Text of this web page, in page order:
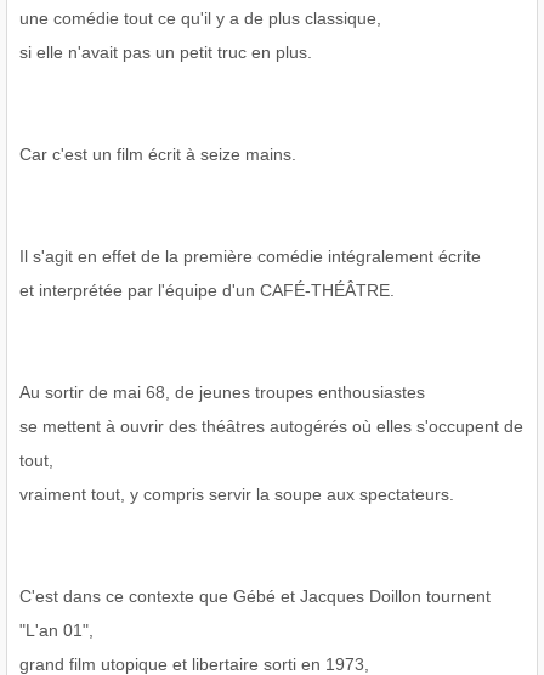
une comédie tout ce qu'il y a de plus classique,
si elle n'avait pas un petit truc en plus.
Car c'est un film écrit à seize mains.
Il s'agit en effet de la première comédie intégralement écrite
et interprétée par l'équipe d'un CAFÉ-THÉÂTRE.
Au sortir de mai 68, de jeunes troupes enthousiastes
se mettent à ouvrir des théâtres autogérés où elles s'occupent de
tout,
vraiment tout, y compris servir la soupe aux spectateurs.
C'est dans ce contexte que Gébé et Jacques Doillon tournent
"L'an 01",
grand film utopique et libertaire sorti en 1973,